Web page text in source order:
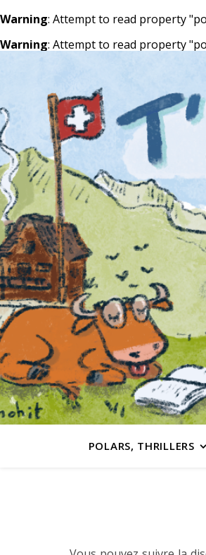
Warning: Attempt to read property
Warning: Attempt to read property
POLARS, THRILLERS